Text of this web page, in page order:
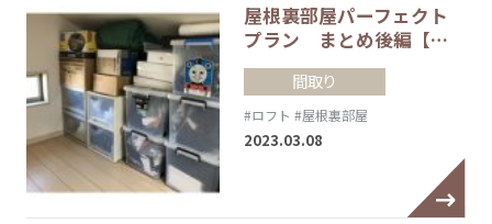
屋根裏部屋パーフェクト
プラン まとめ後編【…
間取り
#ロフト #屋根裏部屋
2023.03.08